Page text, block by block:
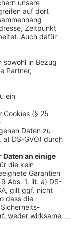
wie es ihm
ins
Zuhören und
Telefon